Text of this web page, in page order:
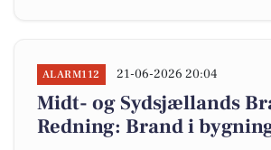
ALARM112 21-06-2026 20:04
Midt- og Sydsjællands
Redning: Brand i